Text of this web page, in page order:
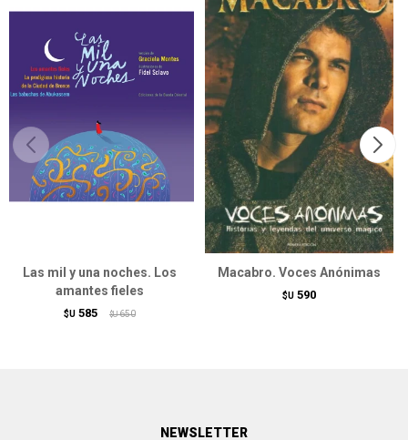
Las mil y una noches. Los
amantes fieles
$U 585 $U 650
Macabro. Voces Anónimas
$U 590
NEWSLETTER